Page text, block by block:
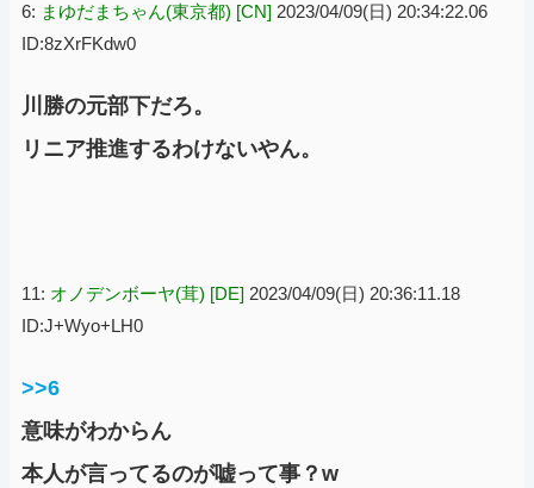
6: まゆだまちゃん(東京都) [CN] 2023/04/09(日) 20:34:22.06
ID:8zXrFKdw0
川勝の元部下だろ。
リニア推進するわけないやん。
11: オノデンボーヤ(茸) [DE] 2023/04/09(日) 20:36:11.18
ID:J+Wyo+LH0
>>6
意味がわからん
本人が言ってるのが嘘って事？w